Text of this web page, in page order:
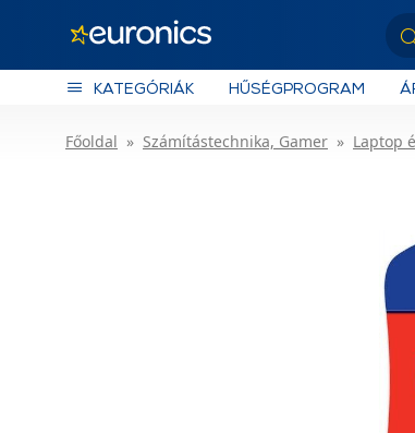
KATEGÓRIÁK HŰSÉGPROGRAM
Főoldal Számítástechnika, Gamer Laptop